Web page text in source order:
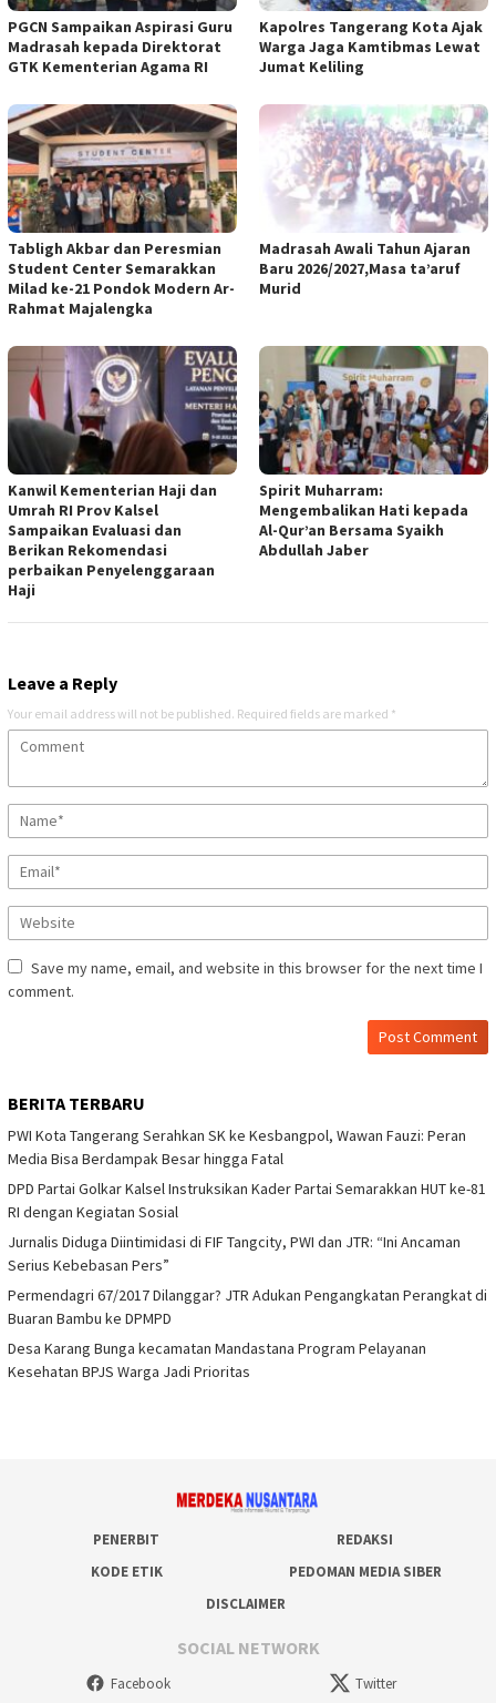
PGCN Sampaikan Aspirasi Guru
Madrasah kepada Direktorat
GTK Kementerian Agama RI
Kapolres Tangerang Kota Ajak
Warga Jaga Kamtibmas Lewat
Jumat Keliling
Tabligh Akbar dan Peresmian
Student Center Semarakkan
Milad ke-21 Pondok Modern Ar-
Rahmat Majalengka
Madrasah Awali Tahun Ajaran
Baru 2026/2027,Masa ta’aruf
Murid
Kanwil Kementerian Haji dan
Umrah RI Prov Kalsel
Sampaikan Evaluasi dan
Berikan Rekomendasi
perbaikan Penyelenggaraan
Haji
Spirit Muharram:
Mengembalikan Hati kepada
Al-Qur’an Bersama Syaikh
Abdullah Jaber
Leave a Reply
Your email address will not be published. Required fields are marked *
Save my name, email, and website in this browser for the next time I
comment.
BERITA TERBARU
PWI Kota Tangerang Serahkan SK ke Kesbangpol, Wawan Fauzi: Peran
Media Bisa Berdampak Besar hingga Fatal
DPD Partai Golkar Kalsel Instruksikan Kader Partai Semarakkan HUT ke-81
RI dengan Kegiatan Sosial
Jurnalis Diduga Diintimidasi di FIF Tangcity, PWI dan JTR: “Ini Ancaman
Serius Kebebasan Pers”
Permendagri 67/2017 Dilanggar? JTR Adukan Pengangkatan Perangkat di
Buaran Bambu ke DPMPD
Desa Karang Bunga kecamatan Mandastana Program Pelayanan
Kesehatan BPJS Warga Jadi Prioritas
PENERBIT
REDAKSI
KODE ETIK
PEDOMAN MEDIA SIBER
DISCLAIMER
SOCIAL NETWORK
Facebook Twitter